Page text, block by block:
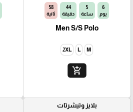
6
يوم
5
ساعة
44
دقيقة
56
ثانية
Men S/S Polo
M
L
2XL
add_shopping_cart
بلايز وتيشرتات